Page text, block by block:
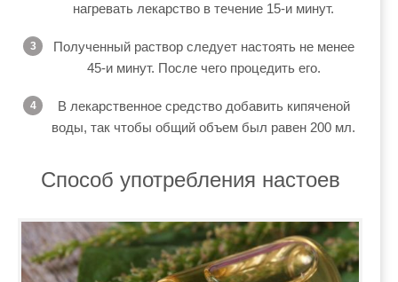
нагревать лекарство в течение 15-и минут.
Полученный раствор следует настоять не менее
45-и минут. После чего процедить его.
В лекарственное средство добавить кипяченой
воды, так чтобы общий объем был равен 200 мл.
Способ употребления настоев